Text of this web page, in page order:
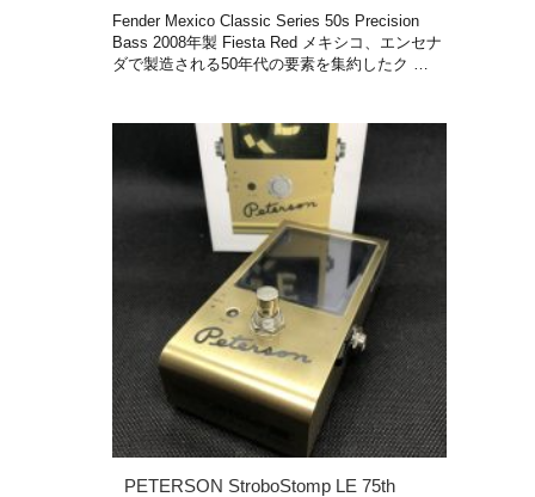
Fender Mexico Classic Series 50s Precision
Bass 2008年製 Fiesta Red メキシコ、エンセナ
ダで製造される50年代の要素を集約したク …
PETERSON StroboStomp LE 75th